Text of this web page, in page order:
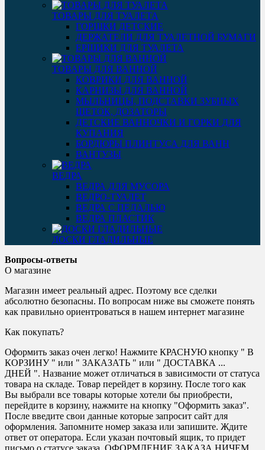
ТОВАРЫ ДЛЯ ТУАЛЕТА
ГОРШКИ ДЕТСКИЕ
ДЕРЖАТЕЛИ ДЛЯ ТУАЛЕТНОЙ БУМАГИ
ЕРШИКИ ДЛЯ ТУАЛЕТА
ТОВАРЫ ДЛЯ ВАННОЙ
КОВРИКИ ДЛЯ ВАННОЙ
КАРНИЗЫ ДЛЯ ВАННОЙ
МЫЛЬНИЦЫ, ПОДСТАВКИ ЗУБНЫХ
ЩЕТОК, ДОЗАТОРЫ
ДЕТСКИЕ ВАННОЧКИ И ГОРКИ ДЛЯ
КУПАНИЯ
БОРДЮРЫ ПЛИНТУСА ДЛЯ ВАНН
ВАНТУЗЫ
ВЕДРА
ВЕДРА ДЛЯ МУСОРА
ВЕДРО-ТУАЛЕТ
ВЕДРА С ПЕДАЛЬЮ
ВЕДРА ПЛАСТИК
ДОСКИ ГЛАДИЛЬНЫЕ
Вопросы-ответы
О магазине
Магазин имеет реальный адрес. Поэтому все сделки
абсолютно безопасны. По вопросам ниже вы сможете понять
как правильно ориентроваться в нашем интернет магазине
Как покупать?
Оформить заказ очен легко! Нажмите КРАСНУЮ кнопку " В
КОРЗИНУ " или " ЗАКАЗАТЬ " или " ДОСТАВКА ...
ДНЕЙ ". Название может отличаться в зависимости от статуса
товара на складе. Товар перейдет в корзину. После того как
Вы выбрали все товары которые хотели бы приобрести,
перейдите в корзину, нажмите на кнопку "Оформить заказ".
После введите свои данные которые запросит сайт для
оформления. Запомните номер заказа или запишите. Ждите
ответ от оператора. Если указан почтовый ящик, то придет
письмо о статусе заказа. ОФОРМЛЕНИЕ ЗАКАЗА НИЧЕМ